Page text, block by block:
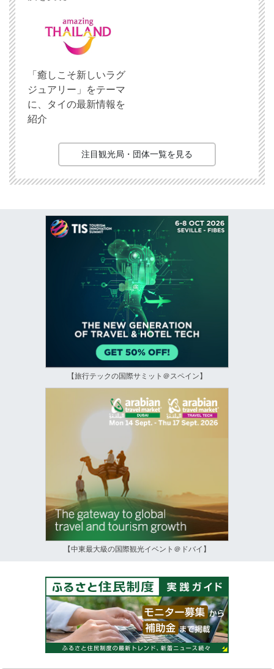
「癒しこそ新しいラグ
ジュアリー」をテーマ
に、タイの最新情報を
紹介
注目観光局・団体一覧を見る
【旅行テックの国際サミット＠スペイン】
【中東最大級の国際観光イベント＠ドバイ】